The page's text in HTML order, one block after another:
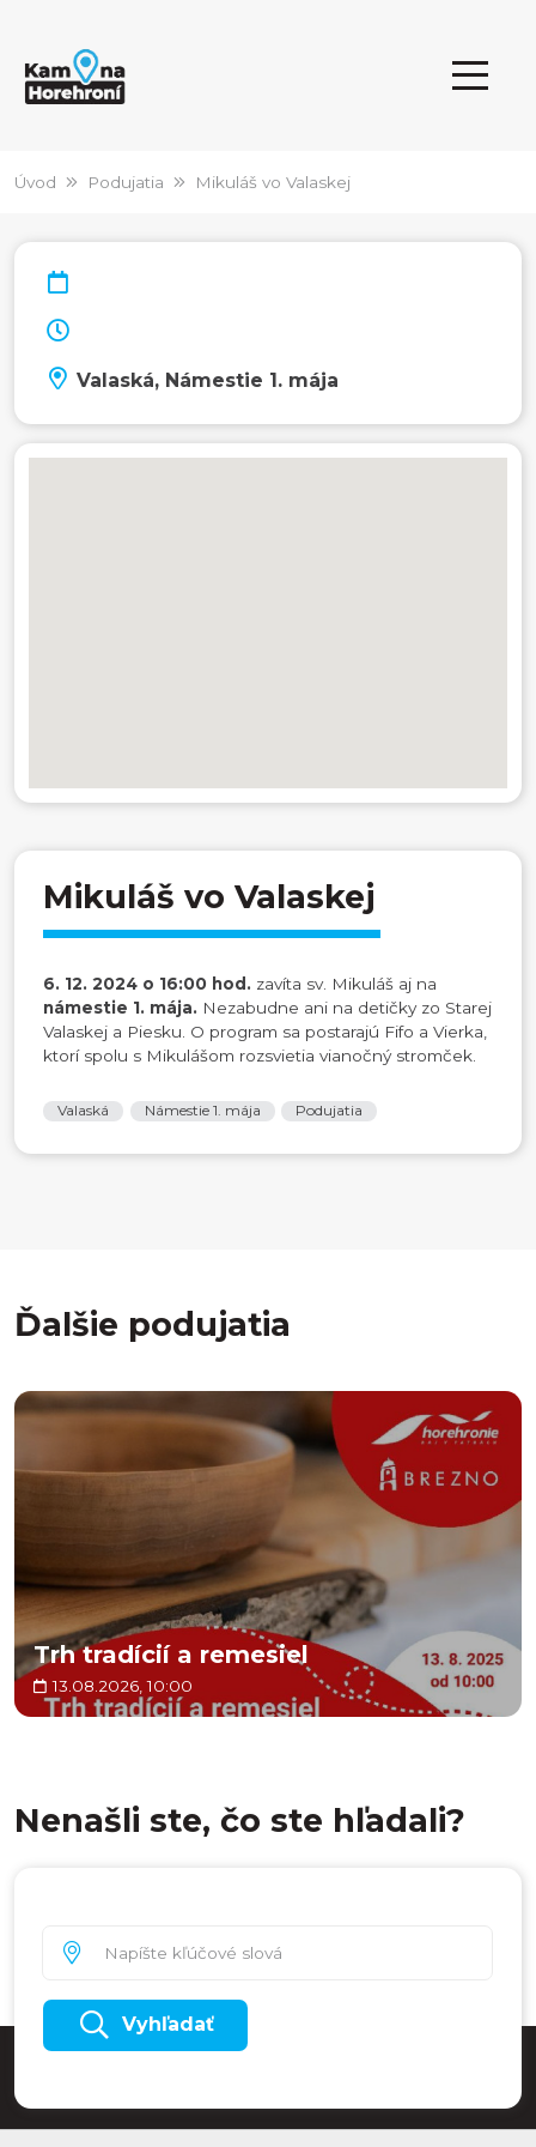
Úvod Podujatia Mikuláš vo Valaskej
Valaská, Námestie 1. mája
Mikuláš vo Valaskej
6. 12. 2024 o 16:00 hod. zavíta sv. Mikuláš aj na
námestie 1. mája. Nezabudne ani na detičky zo Starej
Valaskej a Piesku. O program sa postarajú Fifo a Vierka,
ktorí spolu s Mikulášom rozsvietia vianočný stromček.
Valaská Námestie 1. mája Podujatia
Ďalšie podujatia
Trh tradícií a remesiel
13.08.2026, 10:00
Nenašli ste, čo ste hľadali?
Vyhľadať